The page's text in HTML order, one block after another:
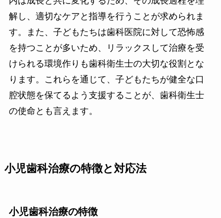
解し、適切なケアと指導を行うことが求められま
す。また、子どもたちは歯科医院に対して恐怖感
を持つことが多いため、リラックスして治療を受
けられる環境作りも歯科衛生士の大切な役割とな
ります。これらを通じて、子どもたちが健全な口
腔状態を保てるよう支援することが、歯科衛生士
の使命とも言えます。
小児歯科治療の特徴と対応法
小児歯科治療の特徴